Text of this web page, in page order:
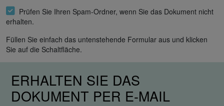
Prüfen Sie Ihren Spam-Ordner, wenn Sie das Dokument nicht
erhalten.
Füllen Sie einfach das untenstehende Formular aus und klicken
Sie auf die Schaltfläche.
ERHALTEN SIE DAS
DOKUMENT PER E-MAIL